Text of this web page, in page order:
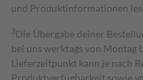
und Produktinformationen
3Die Übergabe deiner
bei uns werktags von Montag
Lieferzeitpunkt kann je nach
Produktverfügbarkeit sowie